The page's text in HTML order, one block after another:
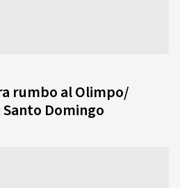
rumbo al Olimpo/
Domingo